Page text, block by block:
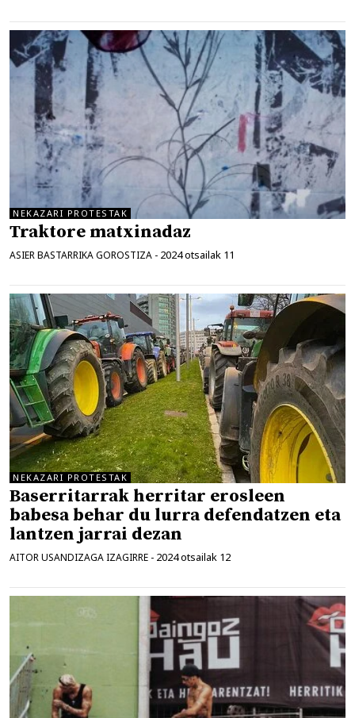
NEKAZARI PROTESTAK
Traktore matxinadaz
ASIER BASTARRIKA GOROSTIZA - 2024 otsailak 11
NEKAZARI PROTESTAK
Baserritarrak herritar erosleen
babesa behar du lurra defendatzen eta
lantzen jarrai dezan
AITOR USANDIZAGA IZAGIRRE - 2024 otsailak 12